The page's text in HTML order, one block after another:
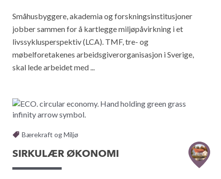
Småhusbyggere, akademia og forskningsinstitusjoner
jobber sammen for å kartlegge miljøpåvirkning i et
livssyklusperspektiv (LCA). TMF, tre- og
møbelforetakenes arbeidsgiverorganisasjon i Sverige,
skal lede arbeidet med ...
Bærekraft og Miljø
SIRKULÆR ØKONOMI